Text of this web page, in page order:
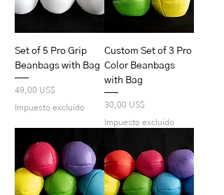
Set of 5 Pro Grip
Beanbags with Bag
Precio
49,00 US$
Impuesto excluido
Custom Set of 3 Pro
Color Beanbags
with Bag
Precio
30,00 US$
Impuesto excluido